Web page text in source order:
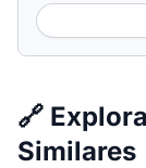
🔗
Similares